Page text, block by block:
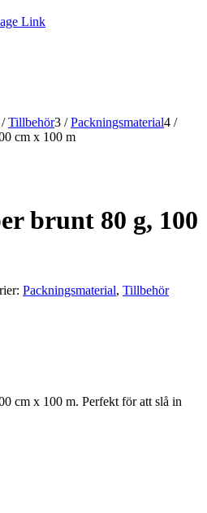
Link
/ Tillbehör3 / Packningsmaterial4 /
cm x 100 m
brunt 80 g, 100
Packningsmaterial, Tillbehör
cm x 100 m. Perfekt för att slå in